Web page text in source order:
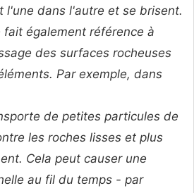
l'une dans l'autre et se brisent.
également référence à
des surfaces rocheuses
Par exemple, dans
de petites particules de
les roches lisses et plus
Cela peut causer une
au fil du temps - par